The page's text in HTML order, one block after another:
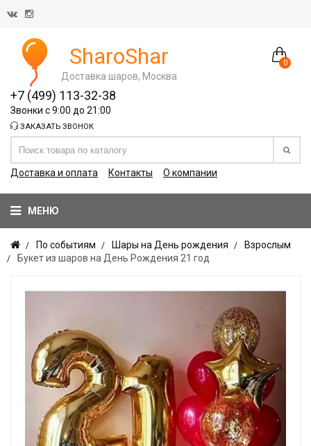
0
SharoShar
Доставка шаров, Москва
+7 (499) 113-32-38
Звонки с 9:00 до 21:00
ЗАКАЗАТЬ ЗВОНОК
Доставка и оплата Контакты О компании
МЕНЮ
По событиям Шары на День рождения
Взрослым
Букет из шаров на День Рождения 21 год